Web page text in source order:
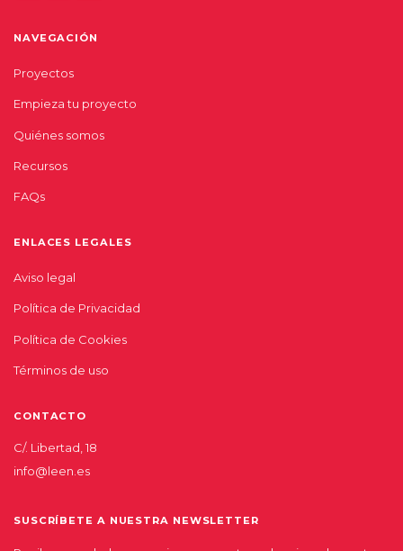
NAVEGACIÓN
Proyectos
Empieza tu proyecto
Quiénes somos
Recursos
FAQs
ENLACES LEGALES
Aviso legal
Política de Privacidad
Política de Cookies
Términos de uso
CONTACTO
C/. Libertad, 18
info@leen.es
SUSCRÍBETE A NUESTRA NEWSLETTER